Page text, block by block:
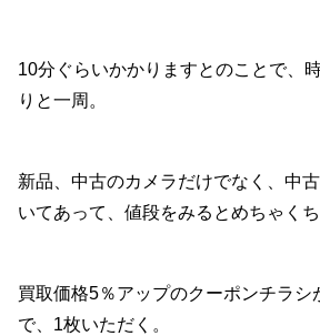
10分ぐらいかかりますとのことで、
りと一周。
新品、中古のカメラだけでなく、中
いてあって、値段をみるとめちゃく
買取価格5％アップのクーポンチラシ
で、1枚いただく。